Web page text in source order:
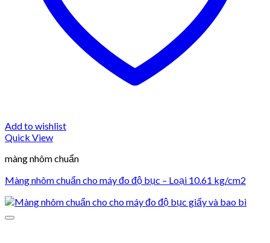
Add to wishlist
Quick View
màng nhôm chuẩn
Màng nhôm chuẩn cho máy đo độ bục – Loại 10.61 kg/cm2